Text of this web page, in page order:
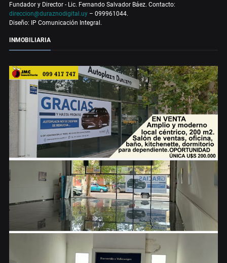
Fundador y Director - Lic. Fernando Salvador Báez. Contacto:
direccion@duraznodigital.uy – 099961044.
Diseño: IP Comunicación Integral.
INMOBILIARIA